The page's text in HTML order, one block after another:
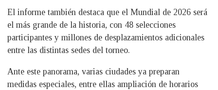
El informe también destaca que el Mundial de 2026 será
el más grande de la historia, con 48 selecciones
participantes y millones de desplazamientos adicionales
entre las distintas sedes del torneo.
Ante este panorama, varias ciudades ya preparan
medidas especiales, entre ellas ampliación de horarios